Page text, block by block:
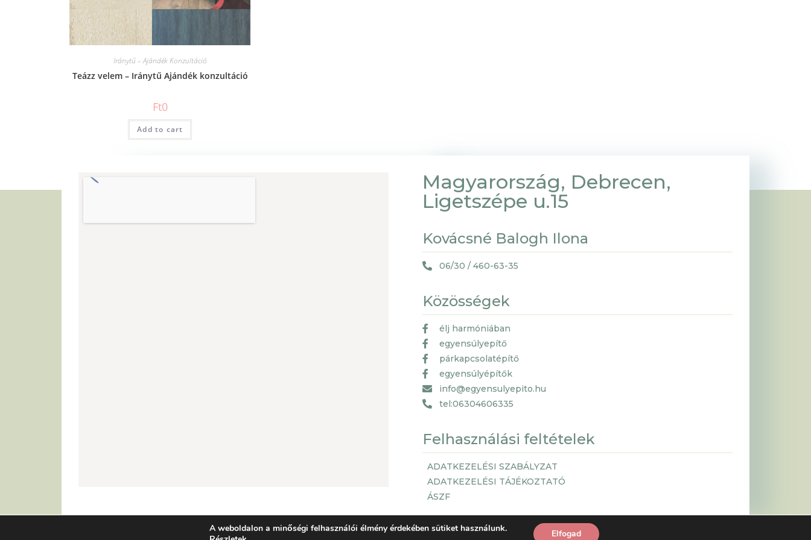
Iránytű – Ajándék Konzultáció
Teázz velem – Iránytű Ajándék konzultáció
Ft0
Add to cart
Magyarország, Debrecen,
Ligetszépe u.15
Kovácsné Balogh Ilona
06/30 / 460-63-35
Közösségek
élj harmóniában
egyensúlyepítő
párkapcsolatépítő
egyensúlyépítők
info@egyensulyepito.hu
tel:06304606335
Felhasználási feltételek
ADATKEZELÉSI SZABÁLYZAT
ADATKEZELÉSI TÁJÉKOZTATÓ
ÁSZF
A weboldalon a minőségi felhasználói élmény érdekében sütiket használunk.
Elfogad